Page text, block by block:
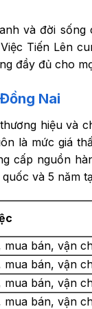
và đời
Tiến Lên
đầy đủ cho
Nai
hiệu và
là mức giá
cấp nguồn
và 5 năm
mua bán, vận
mua bán, vận
mua bán, vận
mua bán, vận